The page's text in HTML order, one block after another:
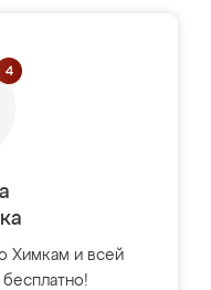
Химкам и всей